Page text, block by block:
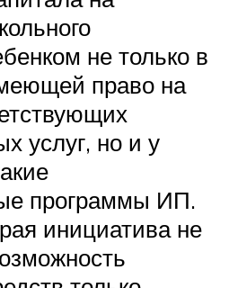
не только в
право на
услуг, но и у
программы ИП.
инициатива не